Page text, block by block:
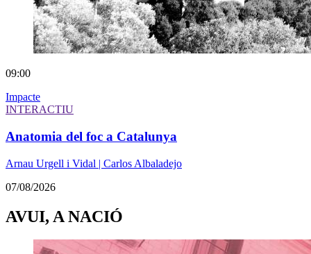
09:00
Impacte
INTERACTIU
Anatomia del foc a Catalunya
Arnau Urgell i Vidal | Carlos Albaladejo
07/08/2026
AVUI, A NACIÓ